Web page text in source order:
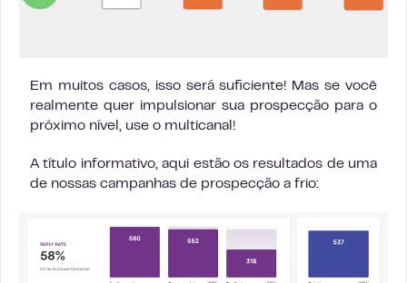
Em muitos casos, isso será suficiente! Mas se você
realmente quer impulsionar sua prospecção para o
próximo nível, use o multicanal!
A título informativo, aqui estão os resultados de uma
de nossas campanhas de prospecção a frio: